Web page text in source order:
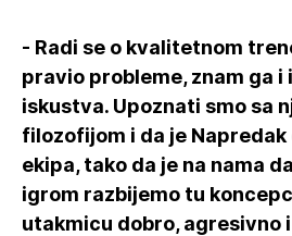
- Radi se o kvalitetnom
pravio probleme, znam ga i
iskustva. Upoznati smo sa
filozofijom i da je
ekipa, tako da je na nama
igrom razbijemo tu
utakmicu dobro, agresivno